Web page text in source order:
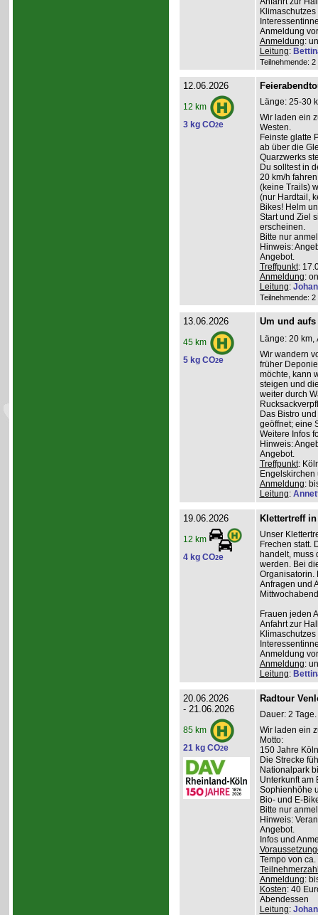
Anmeldung
Anmeldung:
Leitung:
Teilnehmende:
12.06.2026
12 km
3 kg CO2e
Länge: 25-30
Wir laden ein
Westen.
Feinste glatte
ab über die
Quarzwerks
Du solltest in
20 km/h
(keine Trails)
(nur Hardtail,
Bikes! Helm
Start und Ziel
erscheinen.
Bitte nur
Hinweis:
Angebot.
Treffpunkt:
Anmeldung:
Leitung:
Teilnehmende:
13.06.2026
45 km
5 kg CO2e
Um und
Länge: 20 km,
Wir wandern
früher
möchte, kann
steigen und
weiter durch
Das Bistro
geöffnet; eine
Weitere Infos
Hinweis:
Angebot.
Treffpunkt:
Engelskirchen
Anmeldung:
Leitung:
19.06.2026
12 km
4 kg CO2e
Klettertreff
Unser
Frechen statt.
handelt, muss
werden. Bei
Organisatorin.
Anfragen und
Frauen jeden
Anfahrt zur
Anmeldung
Anmeldung:
Leitung:
20.06.2026
- 21.06.2026
85 km
21 kg CO2e
Radtour
Dauer: 2 Tage.
Wir laden ein
Motto:
150 Jahre
Die Strecke
Nationalpark
Unterkunft am
Sophienhöhe
Bio- und E-
Bitte nur
Hinweis:
Angebot.
Infos und
Tempo von
Anmeldung:
Kosten: 40
Abendessen
Leitung: